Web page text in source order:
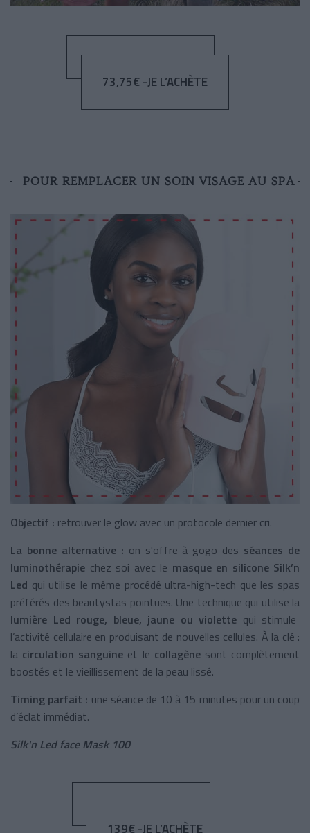
73,75€ -JE L’ACHÈTE
POUR REMPLACER UN SOIN VISAGE AU SPA
Objectif : retrouver le glow avec un protocole dernier cri.
La bonne alternative : on s'offre à gogo des séances de
luminothérapie chez soi avec le masque en silicone Silk’n
Led qui utilise le même procédé ultra-high-tech que les spas
préférés des beautystas pointues. Une technique qui utilise la
lumière Led rouge, bleue, jaune ou violette qui stimule
l’activité cellulaire en produisant de nouvelles cellules. À la clé :
la circulation sanguine et le collagène sont complètement
boostés et le vieillissement de la peau lissé.
Timing parfait : une séance de 10 à 15 minutes pour un coup
d’éclat immédiat.
Silk'n Led face Mask 100
139€ -JE L’ACHÈTE